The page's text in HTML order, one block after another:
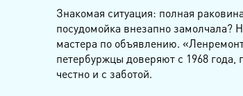
Знакомая ситуация: полная
посудомойка внезапно замолчала?
мастера по объявлению.
петербуржцы доверяют с 1968 года,
честно и с заботой.